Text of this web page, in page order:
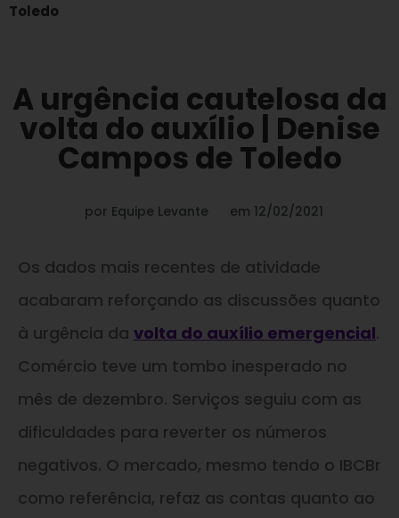
Toledo
A urgência cautelosa da
volta do auxílio | Denise
Campos de Toledo
por Equipe Levante em 12/02/2021
Os dados mais recentes de atividade
acabaram reforçando as discussões quanto
à urgência da volta do auxílio emergencial.
Comércio teve um tombo inesperado no
mês de dezembro. Serviços seguiu com as
dificuldades para reverter os números
negativos. O mercado, mesmo tendo o IBCBr
como referência, refaz as contas quanto ao